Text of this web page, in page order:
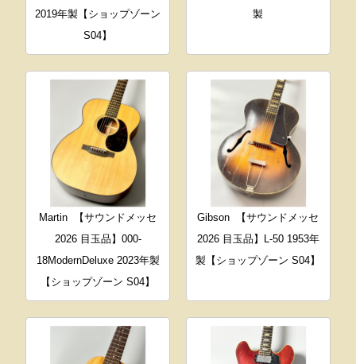
2019年製【ショップゾーン
S04】
製
Martin
【サウンドメッセ
2026 目玉品】000-
18ModernDeluxe 2023年製
【ショップゾーン S04】
Gibson
【サウンドメッセ
2026 目玉品】L-50 1953年
製【ショップゾーン S04】